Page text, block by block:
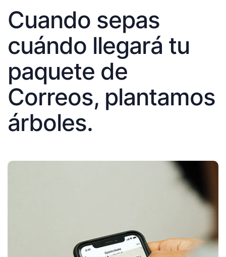
Cuando sepas
cuándo llegará tu
paquete de
Correos, plantamos
árboles.